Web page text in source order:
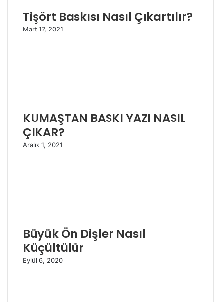
Tişört Baskısı Nasıl Çıkartılır?
Mart 17, 2021
KUMAŞTAN BASKI YAZI NASIL
ÇIKAR?
Aralık 1, 2021
Büyük Ön Dişler Nasıl
Küçültülür
Eylül 6, 2020